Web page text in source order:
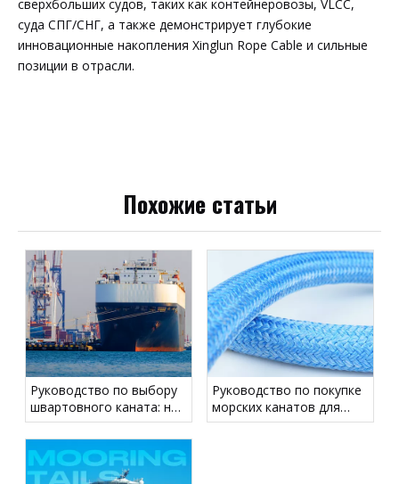
сверхбольших судов, таких как контейнеровозы, VLCC,
суда СПГ/СНГ, а также демонстрирует глубокие
инновационные накопления Xinglun Rope Cable и сильные
позиции в отрасли.
Похожие статьи
Руководство по выбору
швартовного каната: не
вводите в заблуждение
по поводу диаметра —
сосредоточьтесь на
LDBF
Руководство по покупке
морских канатов для
коммерческих, рабочих и